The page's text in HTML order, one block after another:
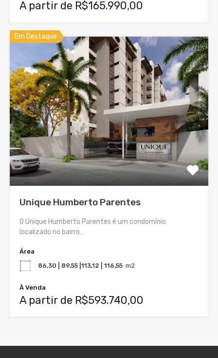
A partir de R$165.990,00
Em Destaque
Unique Humberto Parentes
O Unique Humberto Parentes é um condomínio
localizado no bairro…
Área
86,30 | 89,55 |113,12 | 116,55 m2
À Venda
A partir de R$593.740,00